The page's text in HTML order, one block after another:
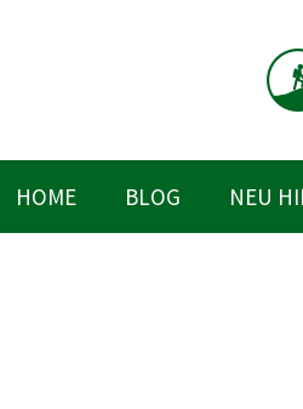
HOME BLOG NEU